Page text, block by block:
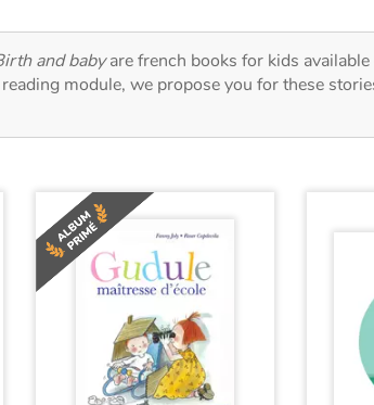
and babyare french books for kids
module, we propose you for these